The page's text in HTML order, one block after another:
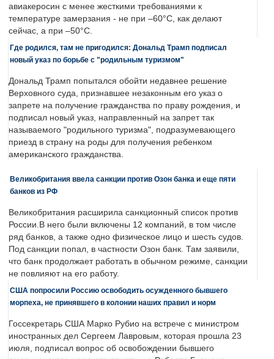
авиакеросин с менее жесткими требованиями к
температуре замерзания - не при –60°C, как делают
сейчас, а при –50°C.
Где родился, там не пригодился: Дональд Трамп подписал
новый указ по борьбе с "родильным туризмом"
Дональд Трамп попытался обойти недавнее решение
Верховного суда, признавшее незаконным его указ о
запрете на получение гражданства по праву рождения, и
подписал новый указ, направленный на запрет так
называемого "родильного туризма", подразумевающего
приезд в страну на роды для получения ребенком
американского гражданства.
Великобритания ввела санкции против Озон банка и еще пяти
банков из РФ
Великобритания расширила санкционный список против
России.В него были включены 12 компаний, в том числе
ряд банков, а также одно физическое лицо и шесть судов.
Под санкции попал, в частности Озон банк. Там заявили,
что банк продолжает работать в обычном режиме, санкции
не повлияют на его работу.
США попросили Россию освободить осужденного бывшего
морпеха, не принявшего в колонии наших правил и норм
Госсекретарь США Марко Рубио на встрече с министром
иностранных дел Сергеем Лавровым, которая прошла 23
июля, подписал вопрос об освобождении бывшего